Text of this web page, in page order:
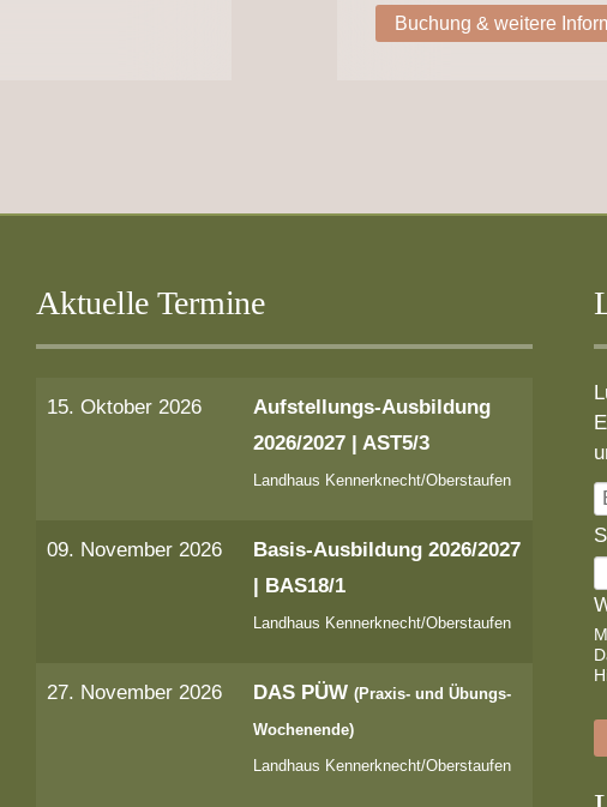
Buchung & weitere
Aktuelle Termine
15. Oktober 2026
Aufstellungs-Ausbildung
2026/2027 | AST5/3
Landhaus Kennerknecht/Oberstaufen
09. November 2026
Basis-Ausbildung 2026/2027
| BAS18/1
Landhaus Kennerknecht/Oberstaufen
27. November 2026 DAS PÜW (Praxis- und Übungs-
Wochenende)
Landhaus Kennerknecht/Oberstaufen